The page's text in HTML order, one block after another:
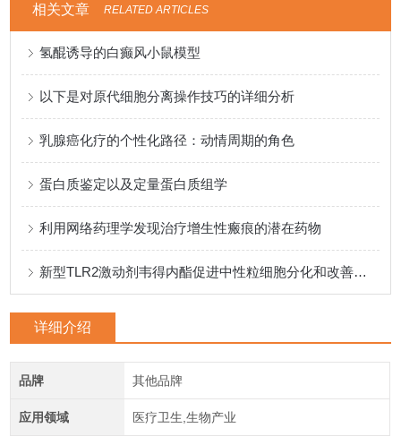
相关文章 RELATED ARTICLES
氢醌诱导的白癫风小鼠模型
以下是对原代细胞分离操作技巧的详细分析
乳腺癌化疗的个性化路径：动情周期的角色
蛋白质鉴定以及定量蛋白质组学
利用网络药理学发现治疗增生性瘢痕的潜在药物
新型TLR2激动剂韦得内酯促进中性粒细胞分化和改善中性粒细胞减少
详细介绍
品牌 其他品牌
应用领域 医疗卫生,生物产业